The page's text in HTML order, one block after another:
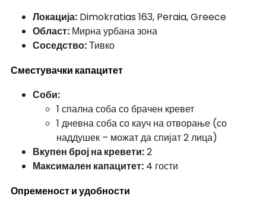
Локација: Dimokratias 163, Peraia, Greece
Област: Мирна урбана зона
Соседство:Тивко
Сместувачки капацитет
Соби:
1 спална соба со брачен кревет
1 дневна соба со кауч на отворање (со
наддушек – можат да спијат 2 лица)
Вкупен број на кревети:2
Максимален капацитет: 4 гости
Опременост и удобности